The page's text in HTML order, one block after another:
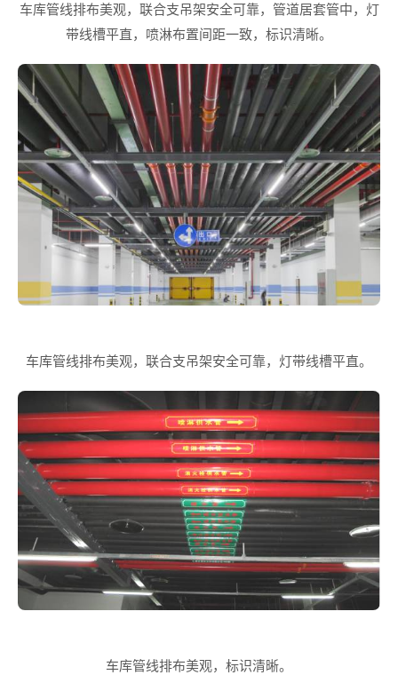
车库管线排布美观，联合支吊架安全可靠，管道居套管中，灯
带线槽平直，喷淋布置间距一致，标识清晰。
车库管线排布美观，联合支吊架安全可靠，灯带线槽平直。
车库管线排布美观，标识清晰。